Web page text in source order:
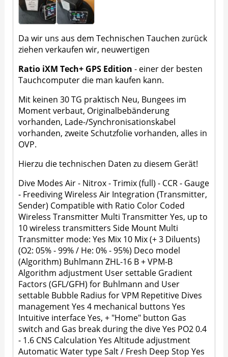
Da wir uns aus dem Technischen Tauchen zurück
ziehen verkaufen wir, neuwertigen
Ratio iXM Tech+ GPS Edition- einer der besten
Tauchcomputer die man kaufen kann.
Mit keinen 30 TG praktisch Neu, Bungees im
Moment verbaut, Originalbebänderung
vorhanden, Lade-/Synchronisationskabel
vorhanden, zweite Schutzfolie vorhanden, alles in
OVP.
Hierzu die technischen Daten zu diesem Gerät!
Dive Modes Air - Nitrox - Trimix (full) - CCR - Gauge
- Freediving Wireless Air Integration (Transmitter,
Sender) Compatible with Ratio Color Coded
Wireless Transmitter Multi Transmitter Yes, up to
10 wireless transmitters Side Mount Multi
Transmitter mode: Yes Mix 10 Mix (+ 3 Diluents)
(O2: 05% - 99% / He: 0% - 95%) Deco model
(Algorithm) Buhlmann ZHL-16 B + VPM-B
Algorithm adjustment User settable Gradient
Factors (GFL/GFH) for Buhlmann and User
settable Bubble Radius for VPM Repetitive Dives
management Yes 4 mechanical buttons Yes
Intuitive interface Yes, + "Home" button Gas
switch and Gas break during the dive Yes PO2 0.4
- 1.6 CNS Calculation Yes Altitude adjustment
Automatic Water type Salt / Fresh Deep Stop Yes